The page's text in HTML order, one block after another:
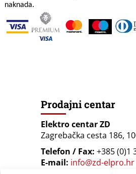
naknada.
Prodajni centar
Elektro centar ZD
Zagrebačka cesta 186,
Telefon / Fax: +385 (0)1
E-mail: info@zd-elpro.hr